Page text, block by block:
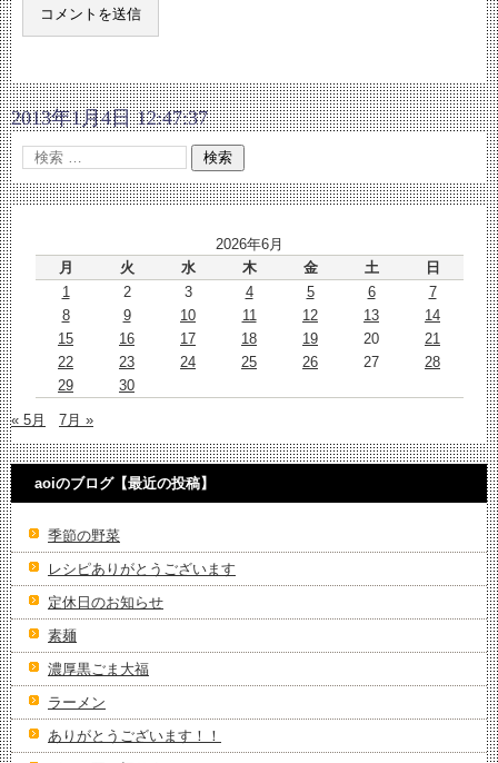
2013年1月4日 12:47:37
2026年6月
月
火 水 木 金 土
日
1
2 3 4 5 6
7
8
9 10 11 12 13
14
15
16 17 18 19 20
21
22
23 24 25 26 27
28
29
30
« 5月 7月 »
aoiのブログ【最近の投稿】
季節の野菜
レシピありがとうございます
定休日のお知らせ
素麺
濃厚黒ごま大福
ラーメン
ありがとうございます！！